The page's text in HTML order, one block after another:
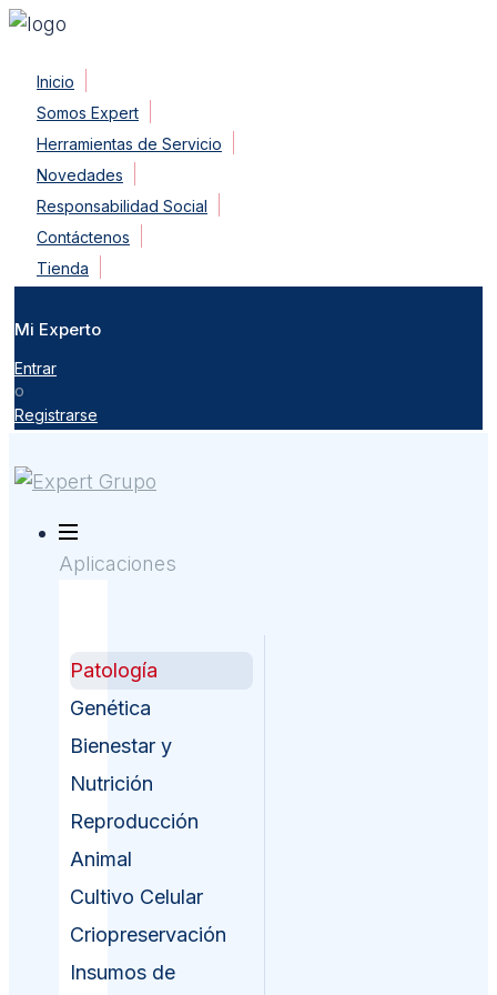
content
Inicio
Somos Expert
Herramientas de Servicio
Novedades
Responsabilidad Social
Contáctenos
Tienda
Mi Experto
Entrar
o
Registrarse
Aplicaciones
Patología
Genética
Bienestar y
Nutrición
Reproducción
Animal
Cultivo Celular
Criopreservación
Insumos de